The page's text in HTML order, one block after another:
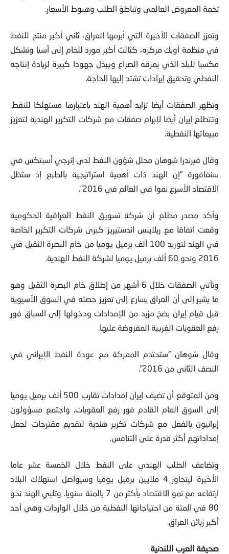
تخمة المعروض العالمي وتباطؤ الطلب وهبوط الأسعار.
وتعزز الصفقات الأخيرة التي أبرمها العراق، ثاني أكبر منتج للنفط
في منظمة أوبك مركزه، كثالث أكبر مورد للخام إلى آسيا وتشكل
مكسبا للبلد الذي يمزقه الصراع ويبذل جهودا كبيرة لزيادة إنتاجه
النفطي وتحقيق إيرادات تشتد إليها الحاجة.
وتظهر الصفقات أيضا تزايد أهمية الهند باعتبارها مستهلكا للنفط.
وتتطلع إيران أيضا لإبرام صفقات مع شركات التكرير الهندية لتعزيز
مبيعاتها النفطية.
وقال فيرندرا شوهان محلل شؤون النفط لدى إنرجي أسبتكس في
سنغافورة “إن الهند ذات أهمية استراتيجية بالطبع إذ ستظل
الاقتصاد الأسرع نموا في العالم في 2016”.
وأكد مصدر مطلع أن شركة تسويق النفط العراقية الحكومية
وقعت اتفاقا مع ريلاينس اندستيريز كبرى شركات التكرير الخاصة
في الهند لتوريد 100 ألف برميل يوميا من خام البصرة الثقيل في
2016 ونحو 60 ألف برميل يوميا لشركة النفط الهندية.
وتأتي الصفقات خلال 6 أشهر من إطلاق خام البصرة الثقيل وهو
ما يشير إلى أن العراق يسارع إلى تعزيز حصته في السوق الآسيوية
قبل قيام إيران بضخ مزيد من الإمدادات ودخولها إلى السباق فور
رفع العقوبات الغربية المفروضة عليها.
وقال شوهان “ستحتدم المعركة مع عودة النفط الإيراني في
النصف الثاني من 2016”.
ومن المتوقع أن تضيف إيران إمدادات تقارب 500 ألف برميل يوميا
إلى السوق العام القادم فور رفع العقوبات. واجتمع مسؤولون
إيرانيون بالفعل مع شركات تكرير هندية لتقديم مقترحات لجعل
إمداداتهم أكثر قدرة على التنافس.
وتضاعف الطلب الهندي على النفط خلال الخمسة عشر عاما
الأخيرة ليتجاوز 4 ملايين برميل يوميا وسيواصل استهلاك البلاد
ارتفاعه مع نمو الاقتصاد بأكثر من 7 بالمئة سنويا. وتلبي الهند نحو
80 في المئة من احتياجاتها النفطية من خلال الواردات وهي أحد
أكبر زبائن العراق.
صحيفة العرب اللندنية